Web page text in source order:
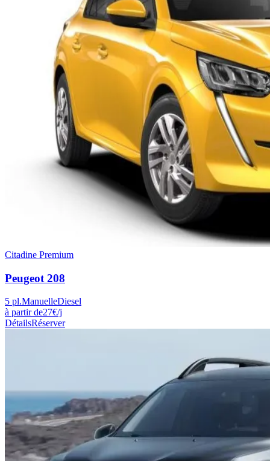
Citadine Premium
Peugeot 208
5 pl.ManuelleDiesel
à partir de27€/j
DétailsRéserver